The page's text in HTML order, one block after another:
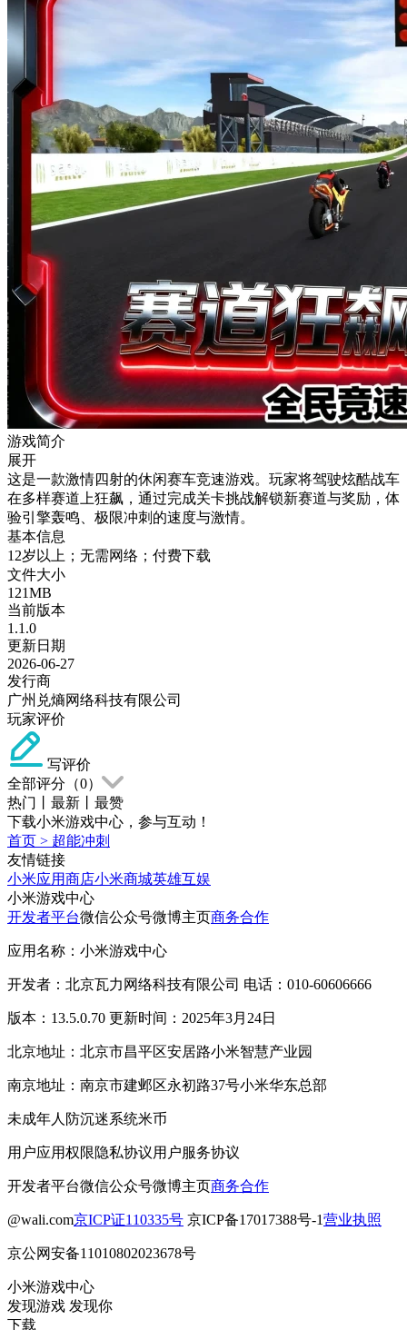
游戏简介
展开
这是一款激情四射的休闲赛车竞速游戏。玩家将驾驶炫酷战车
在多样赛道上狂飙，通过完成关卡挑战解锁新赛道与奖励，体
验引擎轰鸣、极限冲刺的速度与激情。
基本信息
12岁以上；无需网络；付费下载
文件大小
121MB
当前版本
1.1.0
更新日期
2026-06-27
发行商
广州兑熵网络科技有限公司
玩家评价
写评价
全部评分（0）
热门
最新
最赞
下载小米游戏中心，参与互动！
首页 > 超能冲刺
友情链接
小米应用商店小米商城英雄互娱
小米游戏中心
开发者平台微信公众号微博主页商务合作
应用名称：小米游戏中心
开发者：北京瓦力网络科技有限公司 电话：010-60606666
版本：13.5.0.70 更新时间：2025年3月24日
北京地址：北京市昌平区安居路小米智慧产业园
南京地址：南京市建邺区永初路37号小米华东总部
未成年人防沉迷系统米币
用户应用权限隐私协议用户服务协议
开发者平台微信公众号微博主页商务合作
@wali.com京ICP证110335号 京ICP备17017388号-1营业执照
京公网安备11010802023678号
小米游戏中心
发现游戏 发现你
下载